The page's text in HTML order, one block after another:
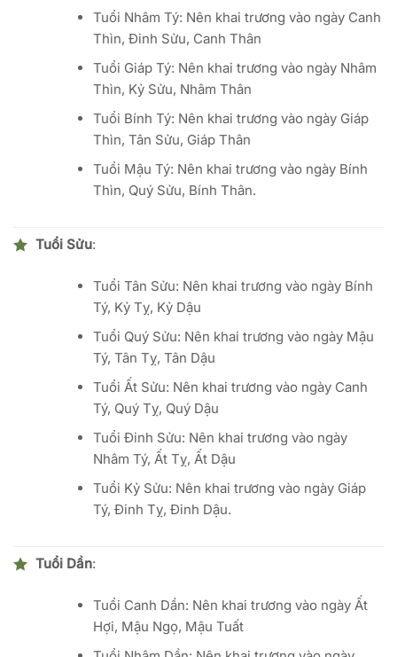
Tuổi Nhâm Tý: Nên khai trương vào ngày Canh
Thìn, Đinh Sửu, Canh Thân
Tuổi Giáp Tý: Nên khai trương vào ngày Nhâm
Thìn, Kỷ Sửu, Nhâm Thân
Tuổi Bính Tý: Nên khai trương vào ngày Giáp
Thìn, Tân Sửu, Giáp Thân
Tuổi Mậu Tý: Nên khai trương vào ngày Bính
Thìn, Quý Sửu, Bính Thân.
Tuổi Sửu:
Tuổi Tân Sửu: Nên khai trương vào ngày Bính
Tý, Kỷ Tỵ, Kỷ Dậu
Tuổi Quý Sửu: Nên khai trương vào ngày Mậu
Tý, Tân Tỵ, Tân Dậu
Tuổi Ất Sửu: Nên khai trương vào ngày Canh
Tý, Quý Tỵ, Quý Dậu
Tuổi Đinh Sửu: Nên khai trương vào ngày
Nhâm Tý, Ất Tỵ, Ất Dậu
Tuổi Kỷ Sửu: Nên khai trương vào ngày Giáp
Tý, Đinh Tỵ, Đinh Dậu.
Tuổi Dần:
Tuổi Canh Dần: Nên khai trương vào ngày Ất
Hợi, Mậu Ngọ, Mậu Tuất